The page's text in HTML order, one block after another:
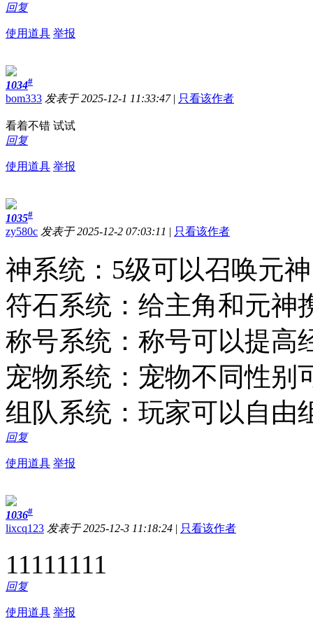
回复
使用道具 举报
1034#
bom333 发表于 2025-12-1 11:33:47 | 只看该作者
看着不错 试试
回复
使用道具 举报
1035#
zy580c 发表于 2025-12-2 07:03:11 | 只看该作者
神系统：5级可以召唤元
符石系统：给主角和元神
称号系统：称号可以提高
宠物系统：宠物不同性别
组队系统：玩家可以自由
回复
使用道具 举报
1036#
lixcq123 发表于 2025-12-3 11:18:24 | 只看该作者
11111111
回复
使用道具 举报